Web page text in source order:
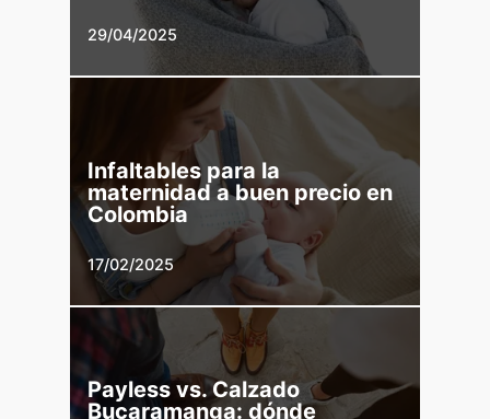
29/04/2025
Infaltables para la
maternidad a buen precio en
Colombia
17/02/2025
Payless vs. Calzado
Bucaramanga: dónde